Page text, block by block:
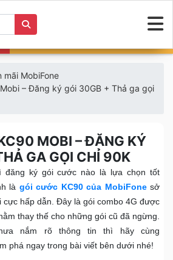
mãi MobiFone
– Đăng ký gói 30GB + Thả ga gọi
MOBI – ĐĂNG KÝ
GA GỌI CHỈ 90K
đăng ký gói cước nào là lựa chọn tốt
là gói cước KC90 của MobiFonesở
cực hấp dẫn. Đây là gói combo 4G được
thay thế cho những gói cũ đã ngừng.
nắm rõ thông tin thì hãy cùng
phá ngay trong bài viết bên dưới nhé!